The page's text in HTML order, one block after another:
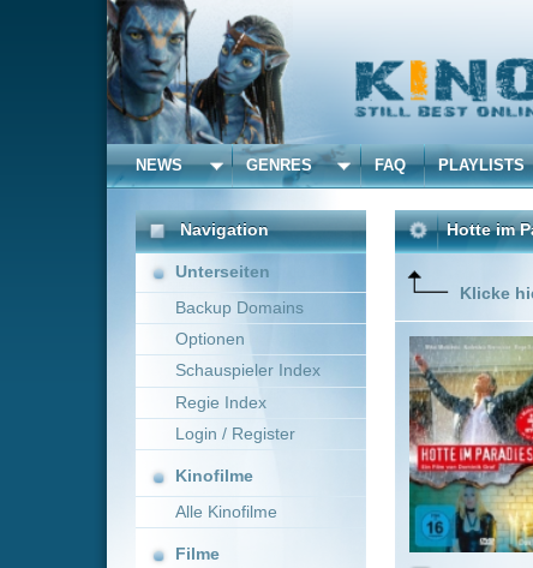
NEWS GENRES FAQ
Navigation
Unterseiten
Backup Domains
Optionen
Schauspieler Index
Regie Index
Login / Register
Kinofilme
Alle Kinofilme
Beliebte
Hotte im Paradies
Klicke hier um diese
Hotte,
Witz
ein
lustig
dem
Mehr
Dominik Graf
Anbieter Auswahl für: